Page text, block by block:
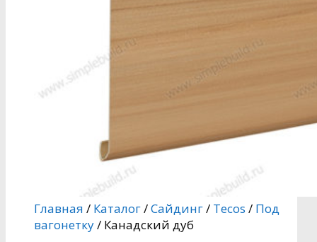
Главная / Каталог/Сайдинг/ Tecos / Под
вагонетку/ Канадский дуб